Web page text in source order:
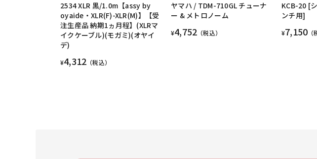
2534 XLR 黒/1.0m【assy by
oyaide・XLR(F)-XLR(M)】【受
注生産品 納期1ヵ月程】(XLRマ
イクケーブル)(モガミ)(オヤイ
デ)
¥4,312 （税込）
ヤマハ / TDM-710GL チューナ
ー & メトロノーム
¥4,752 （税込）
KCB-20 [
ンチ用]
¥7,150 （